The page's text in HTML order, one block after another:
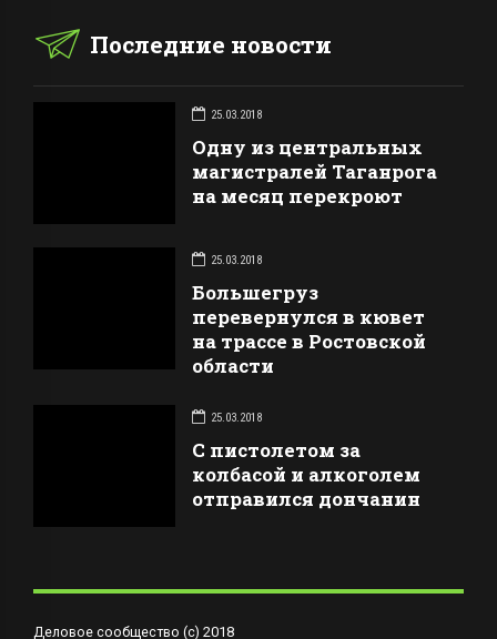
Последние новости
25.03.2018
Одну из центральных
магистралей Таганрога
на месяц перекроют
25.03.2018
Большегруз
перевернулся в кювет
на трассе в Ростовской
области
25.03.2018
С пистолетом за
колбасой и алкоголем
отправился дончанин
Деловое сообщество (с) 2018